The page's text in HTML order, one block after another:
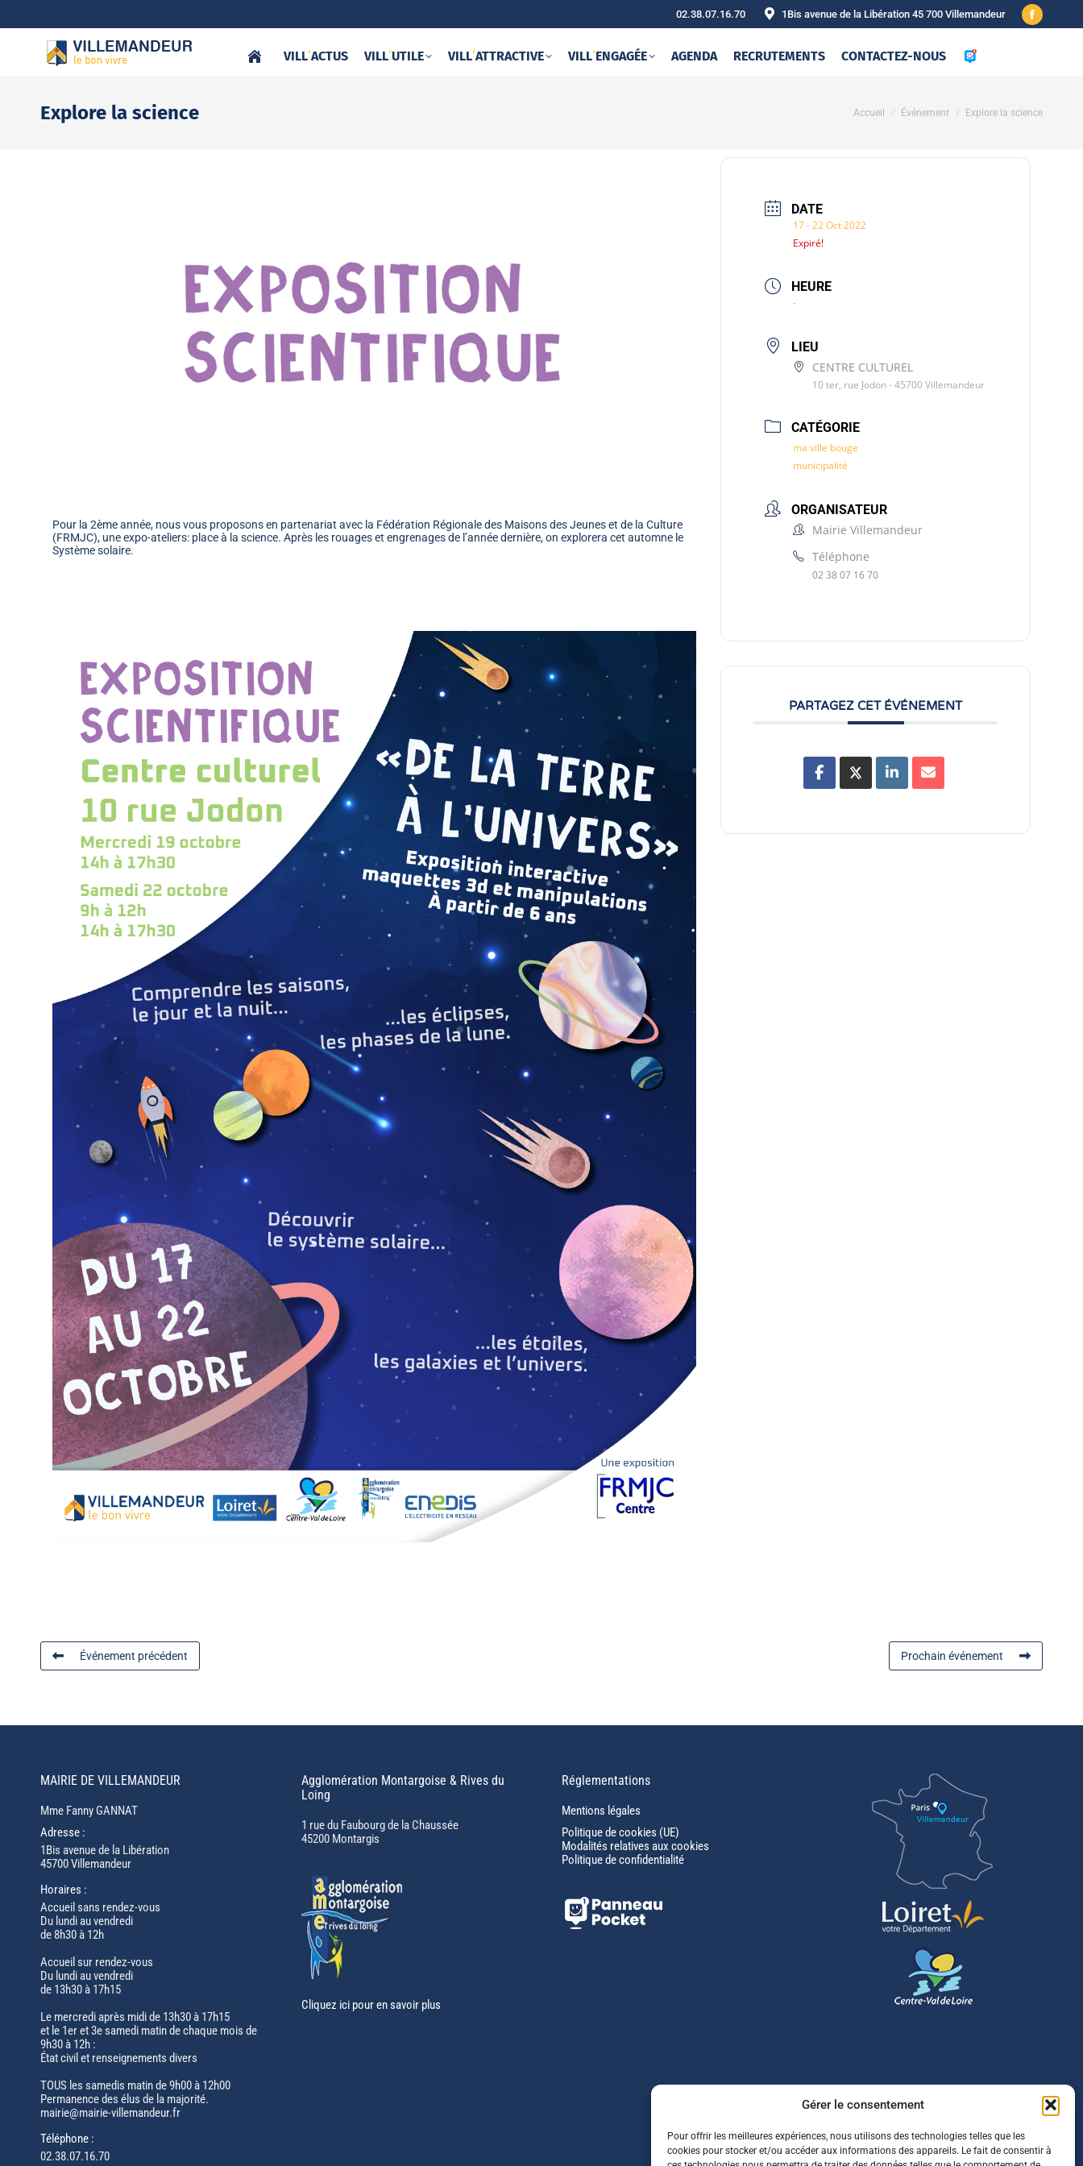
Gérer le consentement
Pour offrir les meilleures expériences, nous utilisons des technologies telles que les
cookies pour stocker et/ou accéder aux informations des appareils. Le fait de consentir à
02.38.07.16.70 1Bis avenue de la Libération 45 700 Villemandeur
Facebook
new
VILL‘ACTUS VILL‘UTILE VILL‘ATTRACTIVE VILL‘ENGAGÉE AGENDA RECRUTEMENTS CONTACTEZ-NOUS
Explore la science Vous êtes ici :
Accueil Événement Explore la science
Pour la 2ème année, nous vous proposons en partenariat avec la Fédération Régionale des Maisons des Jeunes et de la Culture
(FRMJC), une expo-ateliers: place à la science. Après les rouages et engrenages de l’année dernière, on explorera cet automne le
Système solaire.
DATE
17 - 22 Oct 2022
Expiré!
HEURE
-
LIEU
CENTRE CULTUREL
10 ter, rue Jodon - 45700 Villemandeur
CATÉGORIE
ma ville bouge
municipalité
ORGANISATEUR
Mairie Villemandeur
Téléphone
02 38 07 16 70
PARTAGEZ CET ÉVÉNEMENT
Événement précédent Prochain événement
MAIRIE DE VILLEMANDEUR
Mme Fanny GANNAT
Adresse :
1Bis avenue de la Libération
45700 Villemandeur
Horaires :
Accueil sans rendez-vous
Du lundi au vendredi
de 8h30 à 12h
Accueil sur rendez-vous
Du lundi au vendredi
de 13h30 à 17h15
Le mercredi après midi de 13h30 à 17h15
et le 1er et 3e samedi matin de chaque mois de
9h30 à 12h :
État civil et renseignements divers
TOUS les samedis matin de 9h00 à 12h00
Permanence des élus de la majorité.
mairie@mairie-villemandeur.fr
Téléphone :
02.38.07.16.70
Agglomération Montargoise & Rives du
Loing
1 rue du Faubourg de la Chaussée
45200 Montargis
Cliquez ici pour en savoir plus
Réglementations
Mentions légales
Politique de cookies (UE)
Modalités relatives aux cookies
Politique de confidentialité